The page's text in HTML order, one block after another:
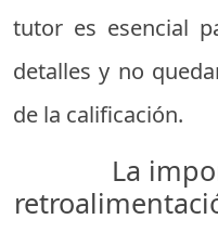
tutor es esencial
detalles y no
de la calificación.
La